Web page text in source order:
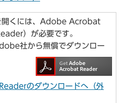
開くには、Adobe Acrobat
）が必要です。
社から無償でダウンロー
のダウンロードへ（外